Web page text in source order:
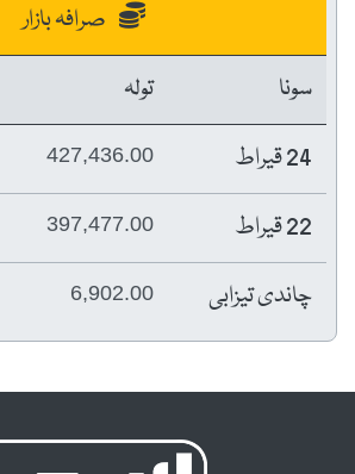
صرافہ بازار
سونا
تولہ
24 قیراط
427,436.00
22 قیراط 397,477.00
چاندی تیزابی 6,902.00